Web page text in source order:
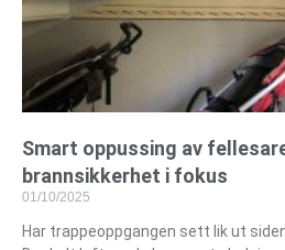
Smart oppussing av
brannsikkerhet i fokus
01/10/2025
Har trappeoppgangen sett lik ut